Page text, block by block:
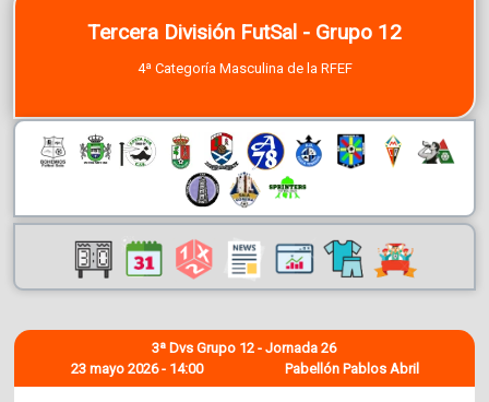
Tercera División FutSal - Grupo 12
4ª Categoría Masculina de la RFEF
23 mayo 2026 - 14:00
3ª Dvs Grupo 12 - Jornada 26
Pabellón Pablos Abril